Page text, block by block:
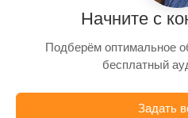
Начните с
Подберём оптимальное
бесплатный
Задать